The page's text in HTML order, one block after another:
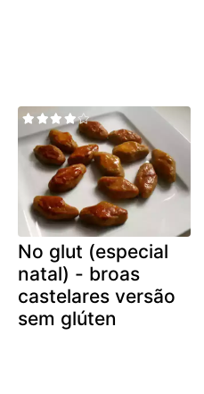
No glut (especial
natal) - broas
castelares versão
sem glúten